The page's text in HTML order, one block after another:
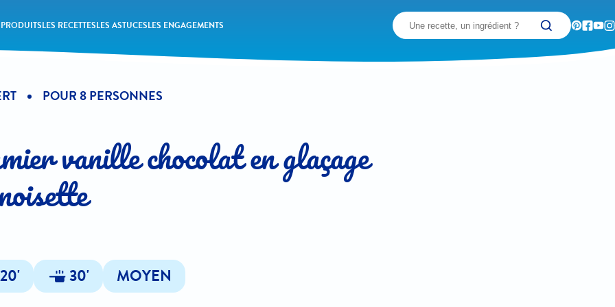
LES RECETTESLES ASTUCESLES ENGAGEMENTS Recherchez
POUR 8 PERSONNES
vanille chocolat en glaçage
20' 30' MOYEN